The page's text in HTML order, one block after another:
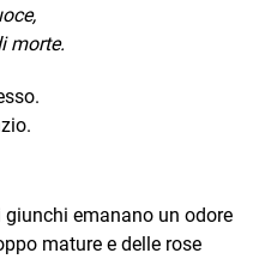
morte.
emanano un odore
mature e delle rose